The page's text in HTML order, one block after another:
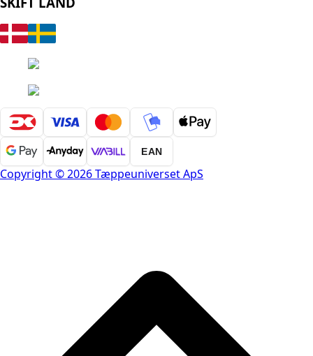
EAN
Copyright © 2026 Tæppeuniverset ApS